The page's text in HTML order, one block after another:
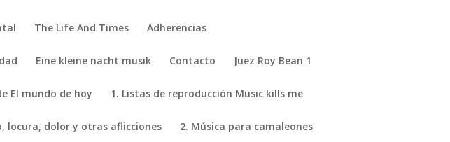
The Life And Times Adherencias
Eine kleine nacht musik Contacto Juez Roy Bean 1
El mundo de hoy 1. Listas de reproducción Music kills me
locura, dolor y otras aflicciones 2. Música para camaleones